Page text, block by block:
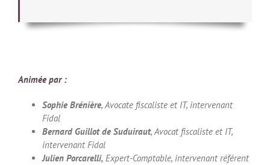
Animée par :
Sophie Brénière, Avocate fiscaliste et IT, intervenant
Fidal
Bernard Guillot de Suduiraut, Avocat fiscaliste et IT,
intervenant Fidal
Julien Porcarelli, Expert-Comptable, intervenant référent